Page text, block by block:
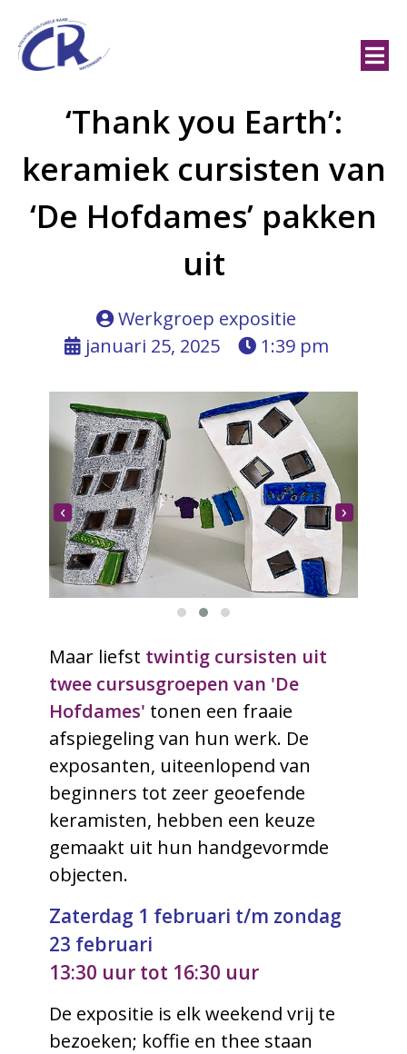
‘Thank you Earth’:
keramiek cursisten van
‘De Hofdames’ pakken
uit
Werkgroep expositie
januari 25, 2025
1:39 pm
‹ ›
Maar liefst twintig cursisten uit
twee cursusgroepen van 'De
Hofdames' tonen een fraaie
afspiegeling van hun werk. De
exposanten, uiteenlopend van
beginners tot zeer geoefende
keramisten, hebben een keuze
gemaakt uit hun handgevormde
objecten.
Zaterdag 1 februari t/m zondag
23 februari
13:30 uur tot 16:30 uur
De expositie is elk weekend vrij te
bezoeken; koffie en thee staan